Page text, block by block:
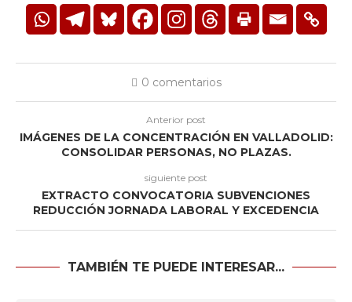
0 comentarios
Anterior post
IMÁGENES DE LA CONCENTRACIÓN EN VALLADOLID:
CONSOLIDAR PERSONAS, NO PLAZAS.
siguiente post
EXTRACTO CONVOCATORIA SUBVENCIONES
REDUCCIÓN JORNADA LABORAL Y EXCEDENCIA
TAMBIÉN TE PUEDE INTERESAR...